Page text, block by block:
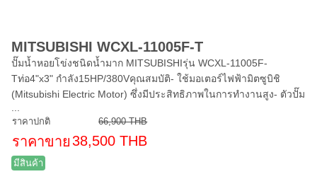
MITSUBISHI WCXL-11005F-T
ปั๊มน้ำหอยโข่งชนิดน้ำมาก MITSUBISHIรุ่น WCXL-11005F-
Tท่อ4"x3" กำลัง15HP/380Vคุณสมบัติ- ใช้มอเตอร์ไฟฟ้ามิตซูบิชิ
(Mitsubishi Electric Motor) ซึ่งมีประสิทธิภาพในการทำงานสูง- ตัวปั๊ม
ราคาปกติ 66,900 THB
ราคาขาย38,500 THB
มีสินค้า